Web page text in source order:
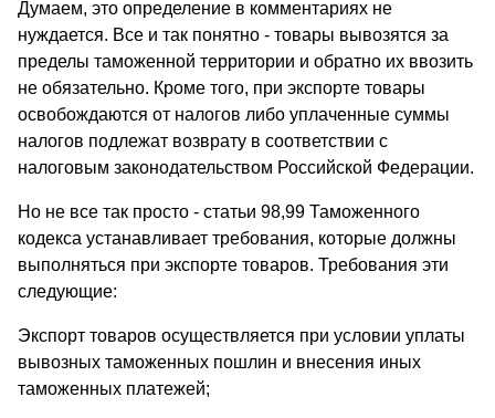
Думаем, это определение в комментариях не
нуждается. Все и так понятно - товары вывозятся за
пределы таможенной территории и обратно их ввозить
не обязательно. Кроме того, при экспорте товары
освобождаются от налогов либо уплаченные суммы
налогов подлежат возврату в соответствии с
налоговым законодательством Российской Федерации.
Но не все так просто - статьи 98,99 Таможенного
кодекса устанавливает требования, которые должны
выполняться при экспорте товаров. Требования эти
следующие:
Экспорт товаров осуществляется при условии уплаты
вывозных таможенных пошлин и внесения иных
таможенных платежей;